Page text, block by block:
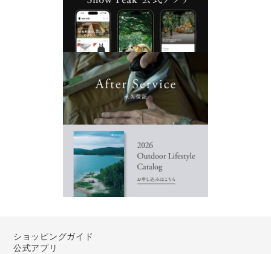
ショッピングガイド
公式アプリ